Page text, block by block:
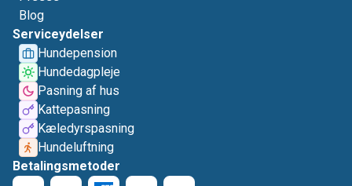
Blog
Serviceydelser
Hundepension
Hundedagpleje
Pasning af hus
Kattepasning
Kæledyrspasning
Hundeluftning
Betalingsmetoder